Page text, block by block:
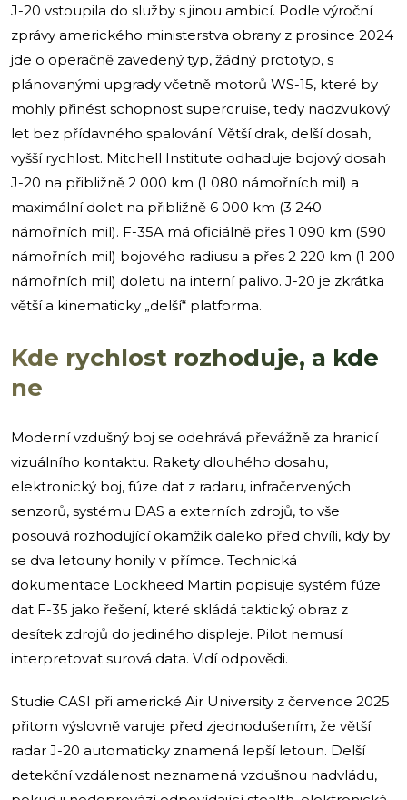
J-20 vstoupila do služby s jinou ambicí. Podle výroční
zprávy amerického ministerstva obrany z prosince 2024
jde o operačně zavedený typ, žádný prototyp, s
plánovanými upgrady včetně motorů WS-15, které by
mohly přinést schopnost supercruise, tedy nadzvukový
let bez přídavného spalování. Větší drak, delší dosah,
vyšší rychlost. Mitchell Institute odhaduje bojový dosah
J-20 na přibližně 2 000 km (1 080 námořních mil) a
maximální dolet na přibližně 6 000 km (3 240
námořních mil). F-35A má oficiálně přes 1 090 km (590
námořních mil) bojového radiusu a přes 2 220 km (1 200
námořních mil) doletu na interní palivo. J-20 je zkrátka
větší a kinematicky „delší“ platforma.
Kde rychlost rozhoduje, a kde
ne
Moderní vzdušný boj se odehrává převážně za hranicí
vizuálního kontaktu. Rakety dlouhého dosahu,
elektronický boj, fúze dat z radaru, infračervených
senzorů, systému DAS a externích zdrojů, to vše
posouvá rozhodující okamžik daleko před chvíli, kdy by
se dva letouny honily v přímce. Technická
dokumentace Lockheed Martin popisuje systém fúze
dat F-35 jako řešení, které skládá taktický obraz z
desítek zdrojů do jediného displeje. Pilot nemusí
interpretovat surová data. Vidí odpovědi.
Studie CASI při americké Air University z července 2025
přitom výslovně varuje před zjednodušením, že větší
radar J-20 automaticky znamená lepší letoun. Delší
detekční vzdálenost neznamená vzdušnou nadvládu,